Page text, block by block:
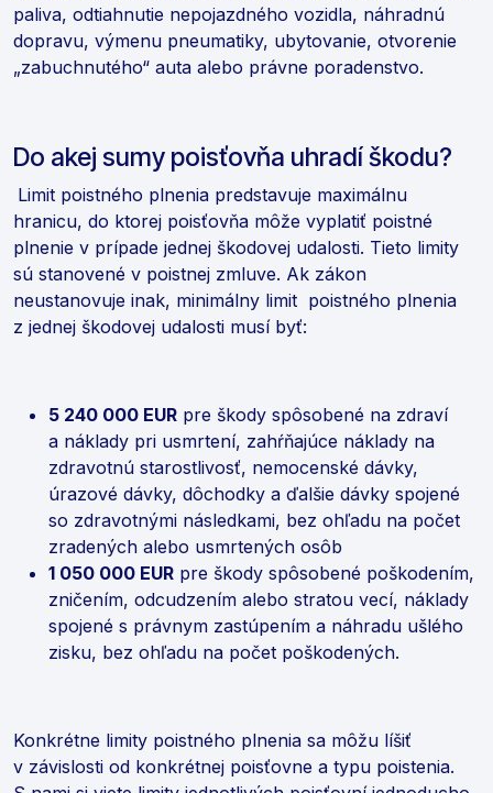
paliva, odtiahnutie nepojazdného vozidla, náhradnú
dopravu, výmenu pneumatiky, ubytovanie, otvorenie
„zabuchnutého“ auta alebo právne poradenstvo.
Do akej sumy poisťovňa uhradí škodu?
Limit poistného plnenia predstavuje maximálnu
hranicu, do ktorej poisťovňa môže vyplatiť poistné
plnenie v prípade jednej škodovej udalosti. Tieto limity
sú stanovené v poistnej zmluve. Ak zákon
neustanovuje inak, minimálny limit poistného plnenia
z jednej škodovej udalosti musí byť:
5 240 000 EUR pre škody spôsobené na zdraví
a náklady pri usmrtení, zahŕňajúce náklady na
zdravotnú starostlivosť, nemocenské dávky,
úrazové dávky, dôchodky a ďalšie dávky spojené
so zdravotnými následkami, bez ohľadu na počet
zradených alebo usmrtených osôb
1 050 000 EUR pre škody spôsobené poškodením,
zničením, odcudzením alebo stratou vecí, náklady
spojené s právnym zastúpením a náhradu ušlého
zisku, bez ohľadu na počet poškodených.
Konkrétne limity poistného plnenia sa môžu líšiť
v závislosti od konkrétnej poisťovne a typu poistenia.